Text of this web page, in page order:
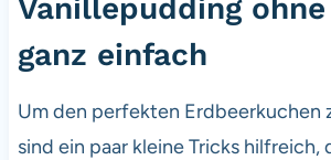
Vanillepudding
ganz einfach
Um den perfekten Erdbeerkuchen
sind ein paar kleine Tricks hilfreich,